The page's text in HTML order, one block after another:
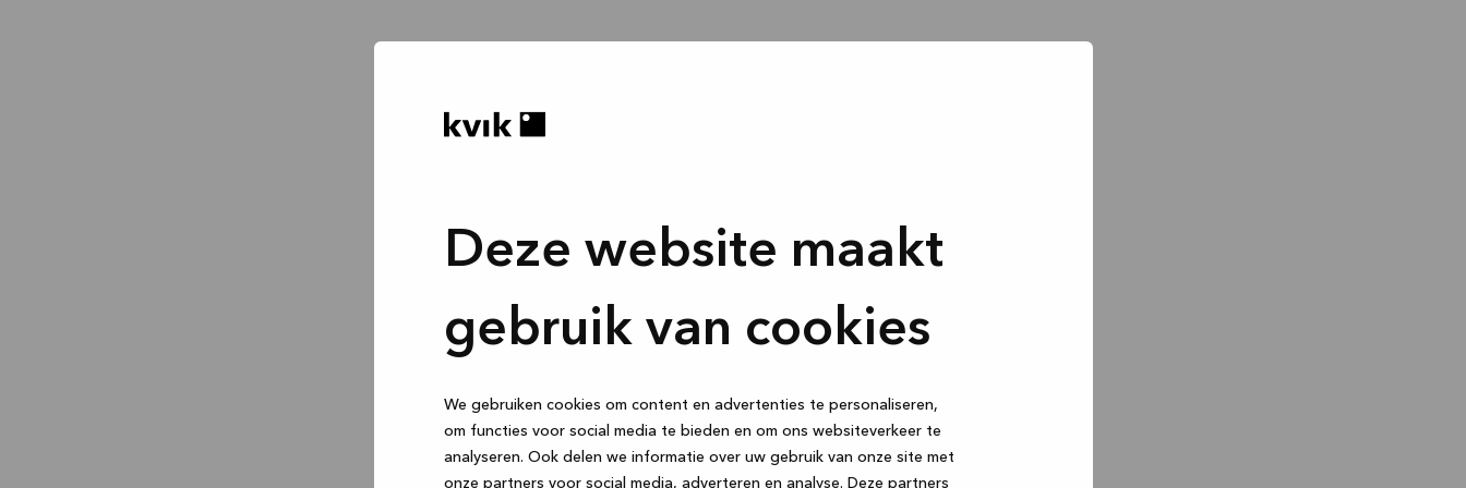
Deze website maakt
gebruik van cookies
We gebruiken cookies om content en advertenties te personaliseren,
om functies voor social media te bieden en om ons websiteverkeer te
analyseren. Ook delen we informatie over uw gebruik van onze site met
onze partners voor social media, adverteren en analyse. Deze partners